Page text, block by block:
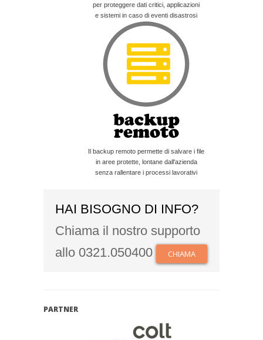
per proteggere dati critici, applicazioni
e sistemi in caso di eventi disastrosi
backup
remoto
Il backup remoto permette di salvare i file
in aree protette, lontane dall'azienda
senza rallentare i processi lavorativi
HAI BISOGNO DI INFO?
Chiama il nostro supporto
allo 0321.050400
CHIAMA
PARTNER